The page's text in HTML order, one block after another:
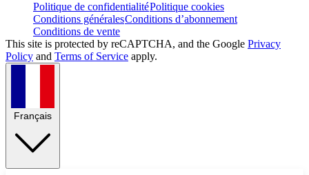
Politique de confidentialitéPolitique cookies
Conditions généralesConditions d’abonnement
Conditions de vente
This site is protected by reCAPTCHA, and the Google Privacy
Policy and Terms of Service apply.
Français